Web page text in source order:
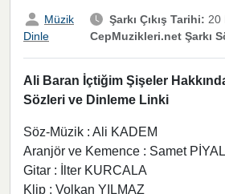
Müzik
Dinle
Şarkı Çıkış Tarihi: 20
CepMuzikleri.net Şarkı
Ali Baran İçtiğim Şişeler
Sözleri ve Dinleme Linki
Söz-Müzik : Ali KADEM
Aranjör ve Kemence : Samet
Gitar : İlter KURCALA
Klip : Volkan YILMAZ